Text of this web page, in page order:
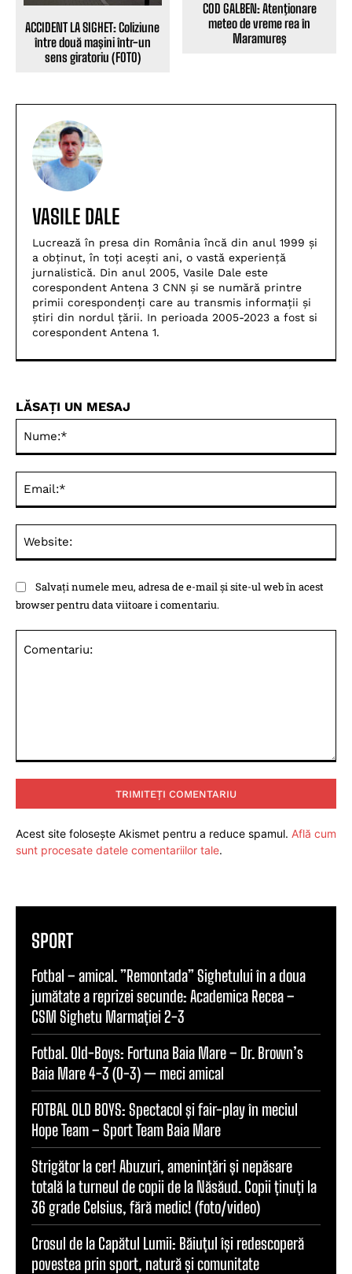
ACCIDENT LA SIGHET: Coliziune
între două maşini într-un
sens giratoriu (FOTO)
COD GALBEN: Atenţionare
meteo de vreme rea în
Maramureş
VASILE DALE
Lucrează în presa din România încă din anul 1999 și
a obținut, în toți acești ani, o vastă experiență
jurnalistică. Din anul 2005, Vasile Dale este
corespondent Antena 3 CNN și se numără printre
primii corespondenți care au transmis informații și
știri din nordul țării. In perioada 2005-2023 a fost si
corespondent Antena 1.
LĂSAȚI UN MESAJ
Salvați numele meu, adresa de e-mail și site-ul web în acest
browser pentru data viitoare i comentariu.
Acest site folosește Akismet pentru a reduce spamul. Află cum
sunt procesate datele comentariilor tale.
SPORT
Fotbal – amical. ”Remontada” Sighetului în a doua
jumătate a reprizei secunde: Academica Recea –
CSM Sighetu Marmației 2-3
Fotbal. Old-Boys: Fortuna Baia Mare – Dr. Brown’s
Baia Mare 4-3 (0-3) — meci amical
FOTBAL OLD BOYS: Spectacol și fair-play în meciul
Hope Team – Sport Team Baia Mare
Strigător la cer! Abuzuri, amenințări și nepăsare
totală la turneul de copii de la Năsăud. Copii ținuți la
36 grade Celsius, fără medic! (foto/video)
Crosul de la Capătul Lumii: Băiuțul își redescoperă
povestea prin sport, natură și comunitate